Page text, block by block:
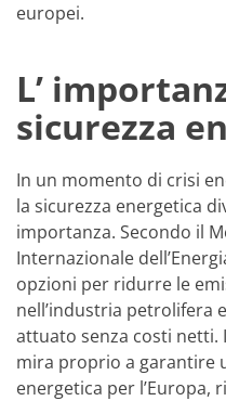
europei.
L’
sicurezza
In un momento di crisi
la sicurezza energetica
importanza. Secondo il
Internazionale
opzioni per ridurre le
nell’industria petrolifera
attuato senza costi netti.
mira proprio a garantire
energetica per l’Europa,